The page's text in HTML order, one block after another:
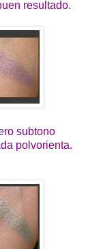
resultado.
subtono
polvorienta.